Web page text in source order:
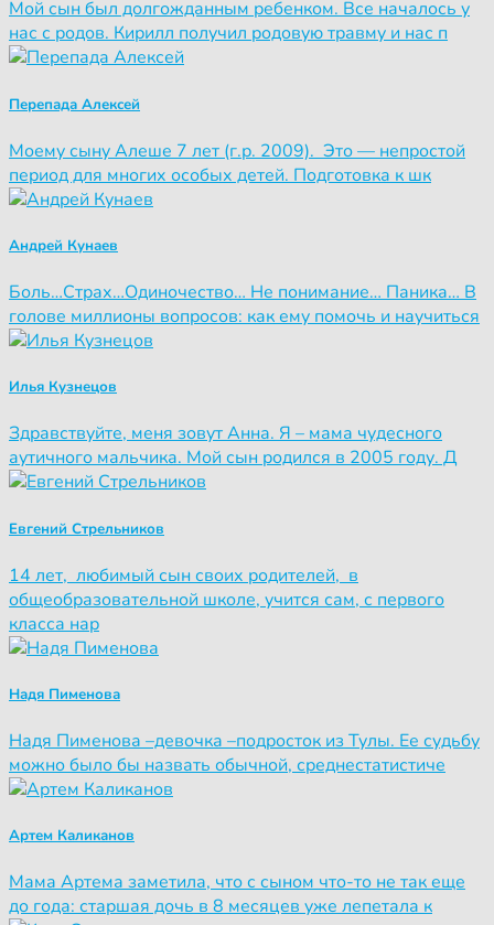
Мой сын был долгожданным ребенком. Все началось у
нас с родов. Кирилл получил родовую травму и нас п
Перепада Алексей
Моему сыну Алеше 7 лет (г.р. 2009). Это — непростой
период для многих особых детей. Подготовка к шк
Андрей Кунаев
Боль…Страх…Одиночество… Не понимание… Паника… В
голове миллионы вопросов: как ему помочь и научиться
Илья Кузнецов
Здравствуйте, меня зовут Анна. Я – мама чудесного
аутичного мальчика. Мой сын родился в 2005 году. Д
Евгений Стрельников
14 лет, любимый сын своих родителей, в
общеобразовательной школе, учится сам, с первого
класса нар
Надя Пименова
Надя Пименова –девочка –подросток из Тулы. Ее судьбу
можно было бы назвать обычной, среднестатистиче
Артем Каликанов
Мама Артема заметила, что с сыном что-то не так еще
до года: старшая дочь в 8 месяцев уже лепетала к